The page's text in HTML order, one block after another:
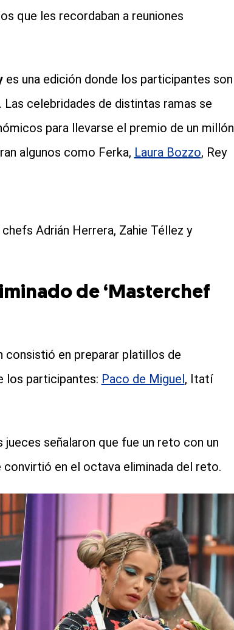
que les recordaban a reuniones
es una edición donde los participantes son
celebridades de distintas ramas se
para llevarse el premio de un millón
algunos como Ferka, Laura Bozzo, Rey
Adrián Herrera, Zahie Téllez y
de ‘Masterchef
consistió en preparar platillos de
los participantes: Paco de Miguel, Itatí
señalaron que fue un reto con un
convirtió en el octava eliminada del reto.